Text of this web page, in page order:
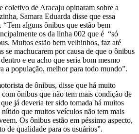
coletivo de Aracaju opinaram sobre a
Samara Eduarda disse que essa
“Tem alguns ônibus que estão bem
os da linha 002 que é “só
Muitos estão bem velhinhos, faz até
se machucarem por causa de que o ônibus
e eu acho que seria bom mesmo
a população, melhor para todo mundo”.
de ônibus, disse que há muito
ônibus que não tem mais condição de
já deveria ter sido tomada há muitos
que muitos veículos não tem mais
Os ônibus estão em péssimo aspecto,
de qualidade para os usuários”.